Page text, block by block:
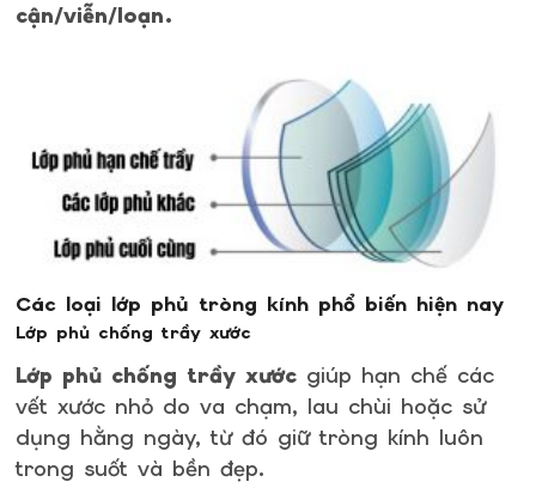
cận/viễn/loạn.
Các loại lớp phủ tròng kính phổ biến hiện nay
Lớp phủ chống trầy xước
Lớp phủ chống trầy xước giúp hạn chế các
vết xước nhỏ do va chạm, lau chùi hoặc sử
dụng hằng ngày, từ đó giữ tròng kính luôn
trong suốt và bền đẹp.